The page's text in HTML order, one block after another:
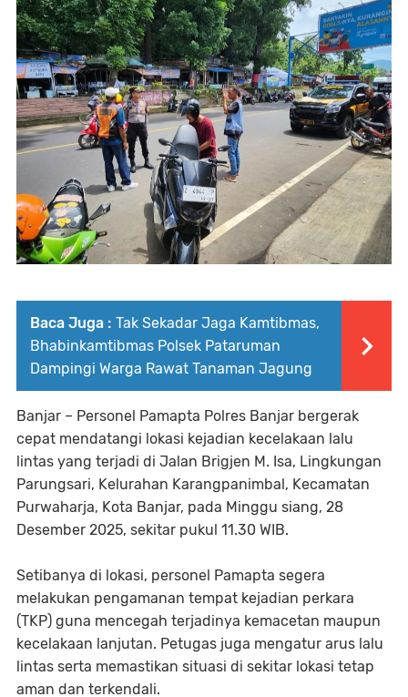
Baca Juga : Tak Sekadar Jaga Kamtibmas,
Bhabinkamtibmas Polsek Pataruman
Dampingi Warga Rawat Tanaman Jagung
Banjar – Personel Pamapta Polres Banjar bergerak
cepat mendatangi lokasi kejadian kecelakaan lalu
lintas yang terjadi di Jalan Brigjen M. Isa, Lingkungan
Parungsari, Kelurahan Karangpanimbal, Kecamatan
Purwaharja, Kota Banjar, pada Minggu siang, 28
Desember 2025, sekitar pukul 11.30 WIB.
Setibanya di lokasi, personel Pamapta segera
melakukan pengamanan tempat kejadian perkara
(TKP) guna mencegah terjadinya kemacetan maupun
kecelakaan lanjutan. Petugas juga mengatur arus lalu
lintas serta memastikan situasi di sekitar lokasi tetap
aman dan terkendali.